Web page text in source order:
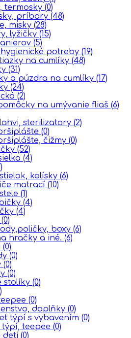
termosky (0)
príbory (48)
misky (28)
lyžičky (15)
(5)
hygienické potreby (19)
na cumlíky (48)
(31)
a púzdra na cumlíky (17)
(24)
(2)
na umývanie fliaš (6)
sterilizatory (2)
(0)
čižmy (0)
(52)
(4)
kolísky (6)
matrací (10)
(1)
(4)
(4)
(0)
boxy (6)
hračky a iné. (6)
(0)
(0)
(0)
(0)
stolíky (0)
(0)
doplňky (0)
týpí s vybavením (0)
týpí, teepee (0)
deti (0)